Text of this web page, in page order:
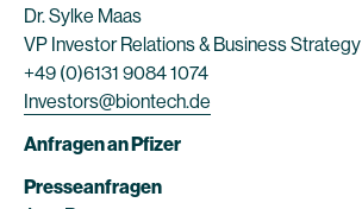
Dr. Sylke Maas
VP Investor Relations & Business Strategy
+49 (0)6131 9084 1074
Investors@biontech.de
Anfragen an Pfizer
Presseanfragen